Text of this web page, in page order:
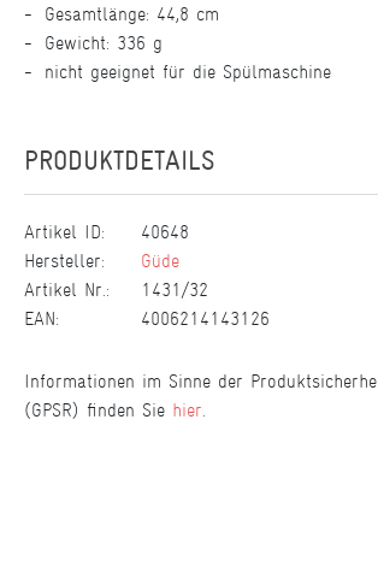
Gesamtlänge: 44,8 cm
Gewicht: 336 g
nicht geeignet für die Spülmaschine
PRODUKTDETAILS
Artikel ID:
40648
Hersteller:
Güde
Artikel Nr.:
1431/32
EAN:
4006214143126
Informationen im Sinne der
(GPSR) finden Sie hier